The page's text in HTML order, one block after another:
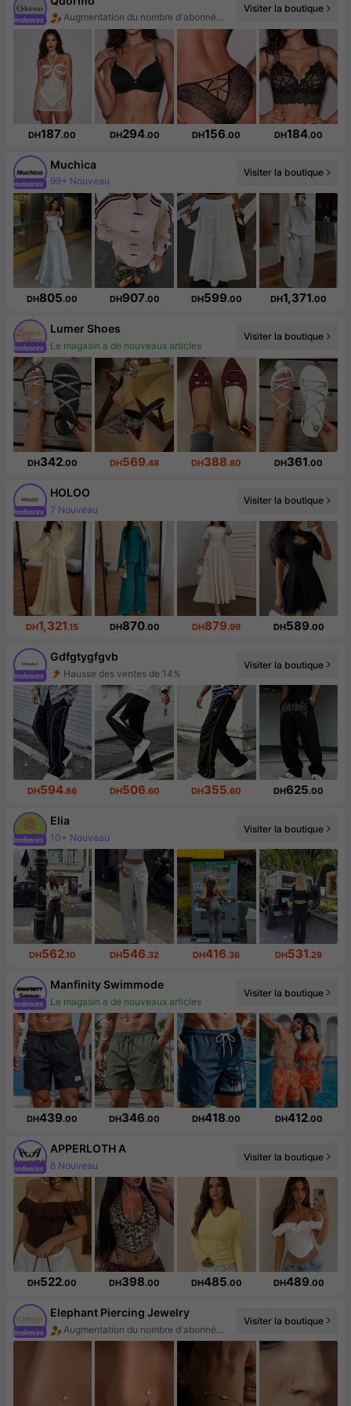
Augmentation du nombre d'abonnés : 438 %
Visiter la boutique
DH187.00 DH294.00 DH156.00 DH184.00
Muchica
Visiter la boutique
DH805.00 DH907.00 DH599.00 DH1,371.00
Lumer Shoes
Le magasin a de nouveaux articles
Visiter la boutique
DH342.00 DH569.48 DH388.80 DH361.00
HOLOO
7 Nouveau
Visiter la boutique
DH1,321.15 DH870.00 DH879.99 DH589.00
Gdfgtygfgvb
Hausse des ventes de 14%
Visiter la boutique
DH594.86 DH506.60 DH355.60 DH625.00
Elia
10+ Nouveau
Visiter la boutique
DH562.10 DH546.32 DH416.36 DH531.29
Manfinity Swimmode
Visiter la boutique
DH439.00 DH346.00 DH418.00 DH412.00
APPERLOTH A
Visiter la boutique
DH522.00 DH398.00 DH485.00 DH489.00
Elephant Piercing Jewelry
Visiter la boutique